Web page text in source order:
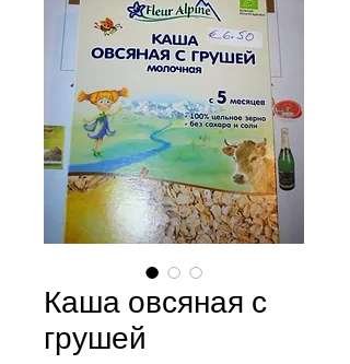
Каша овсяная с
грушей